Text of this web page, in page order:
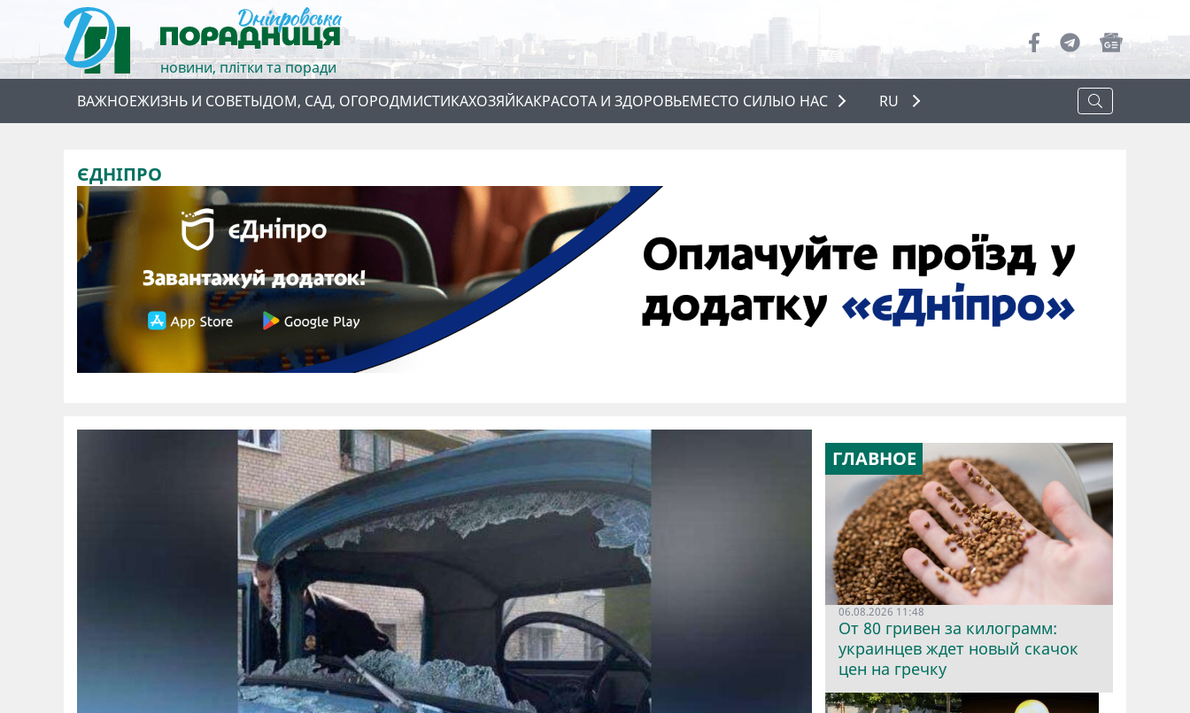
новини, плітки та поради
ВАЖНОЕЖИЗНЬ И СОВЕТЫДОМ, САД, ОГОРОДМИСТИКАХОЗЯЙКАКРАСОТА И ЗДОРОВЬЕМЕСТО СИЛЫО НАС
RU
ЄДНІПРО
ГЛАВНОЕ
06.08.2026 11:48
От 80 гривен за килограмм:
украинцев ждет новый скачок
цен на гречку